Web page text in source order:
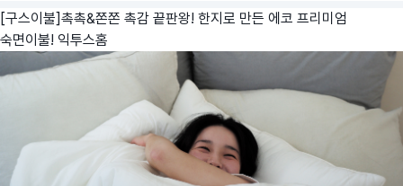
[구스이불]촉촉&쫀쫀 촉감 끝판왕! 한지로 만든 에코 프리미엄
숙면이불! 익투스홈